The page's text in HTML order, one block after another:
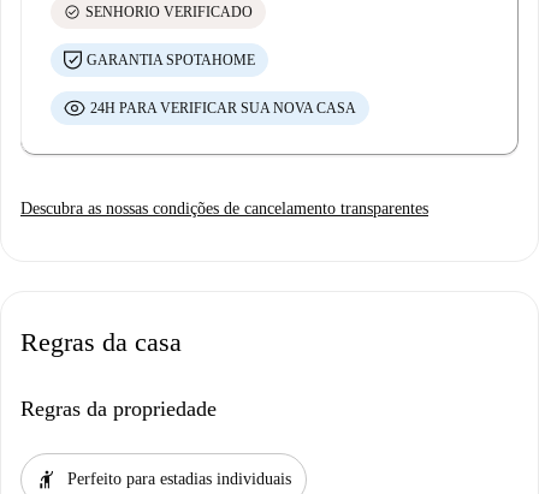
check_circle SENHORIO VERIFICADO
GARANTIA SPOTAHOME
24H PARA VERIFICAR SUA NOVA CASA
Descubra as nossas condições de cancelamento transparentes
Regras da casa
Regras da propriedade
hail Perfeito para estadias individuais